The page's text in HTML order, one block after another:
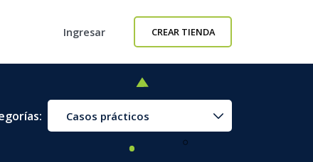
Ingresar CREAR TIENDA
Casos prácticos